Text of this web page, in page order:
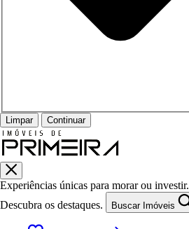
Limpar Continuar
Experiências únicas para morar ou investir.
Descubra os destaques.
Buscar Imóveis